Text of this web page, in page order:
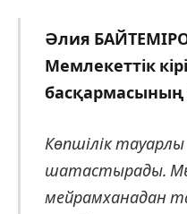
Әлия
Мемлекеттік
басқармасының
Көпшілік
шатастырады.
мейрамханадан